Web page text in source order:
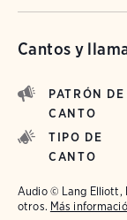
Cantos y
PATRÓN DE
CANTO
TIPO DE
CANTO
Audio © Lang Elliott,
otros. Más